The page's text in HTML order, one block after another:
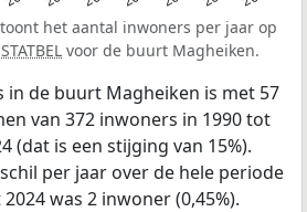
het aantal inwoners per jaar op
STATBEL voor de buurt Magheiken.
in de buurt Magheiken is met 57
van 372 inwoners in 1990 tot
(dat is een stijging van 15%).
per jaar over de hele periode
was 2 inwoner (0,45%).